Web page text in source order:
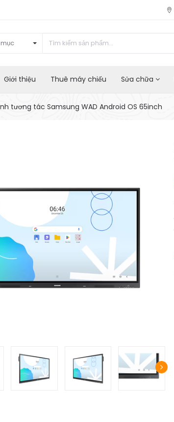
Giới thiệu Thuê máy chiếu Sửa chữa
tương tác Samsung WAD Android OS 65inch